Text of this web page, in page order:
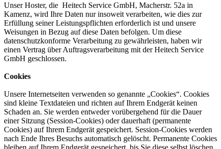
Unser Hoster, die Heitech Service GmbH, Macherstr. 52a in
Kamenz, wird Ihre Daten nur insoweit verarbeiten, wie dies zur
Erfüllung seiner Leistungspflichten erforderlich ist und unsere
Weisungen in Bezug auf diese Daten befolgen. Um diese
datenschutzkonforme Verarbeitung zu gewährleisten, haben wir
einen Vertrag über Auftragsverarbeitung mit der Heitech Service
GmbH geschlossen.
Cookies
Unsere Internetseiten verwenden so genannte „Cookies“. Cookies
sind kleine Textdateien und richten auf Ihrem Endgerät keinen
Schaden an. Sie werden entweder vorübergehend für die Dauer
einer Sitzung (Session-Cookies) oder dauerhaft (permanente
Cookies) auf Ihrem Endgerät gespeichert. Session-Cookies werden
nach Ende Ihres Besuchs automatisch gelöscht. Permanente Cookies
bleiben auf Ihrem Endgerät gespeichert, bis Sie diese selbst löschen